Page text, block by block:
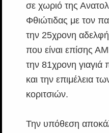
σε χωριό της
Φθιώτιδας με τον
την 25χρονη
που είναι επίσης
την 81χρονη γιαγιά
και την επιμέλεια
κοριτσιών.
Την υπόθεση